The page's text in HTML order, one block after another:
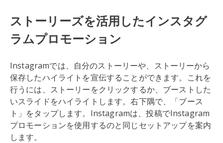
ストーリーズを活用したインスタグ
ラムプロモーション
Instagramでは、自分のストーリーや、ストーリーから
保存したハイライトを宣伝することができます。これを
行うには、ストーリーをクリックするか、ブーストした
いスライドをハイライトします。右下隅で、「ブース
ト」をタップします。Instagramは、投稿でInstagram
プロモーションを使用するのと同じセットアップを案内
します。